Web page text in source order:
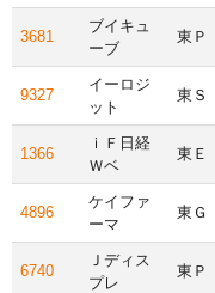
3681
ブイキュ
ーブ
東Ｐ
9327
イーロジ
ット
東Ｓ
1366
ｉＦ日経
Ｗベ
東Ｅ
4896
ケイファ
ーマ
東Ｇ
6740
Ｊディス
プレ
東Ｐ